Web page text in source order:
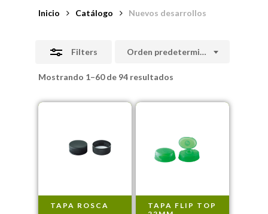
Inicio Catálogo Nuevos desarrollos
Filters
Mostrando 1–60 de 94 resultados
Orden predeterminado
TAPA ROSCA
TAPA FLIP TOP